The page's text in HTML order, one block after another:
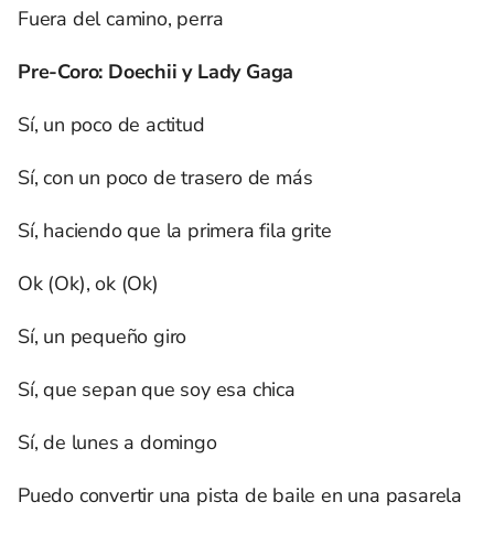
Fuera del camino, perra
Pre-Coro: Doechii y Lady Gaga
Sí, un poco de actitud
Sí, con un poco de trasero de más
Sí, haciendo que la primera fila grite
Ok (Ok), ok (Ok)
Sí, un pequeño giro
Sí, que sepan que soy esa chica
Sí, de lunes a domingo
Puedo convertir una pista de baile en una pasarela